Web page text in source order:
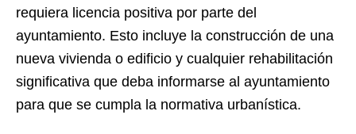
requiera licencia positiva por parte del
ayuntamiento. Esto incluye la construcción de una
nueva vivienda o edificio y cualquier rehabilitación
significativa que deba informarse al ayuntamiento
para que se cumpla la normativa urbanística.